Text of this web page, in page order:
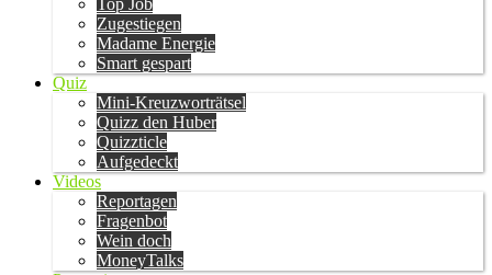
Top Job
Zugestiegen
Madame Energie
Smart gespart
Quiz
Mini-Kreuzworträtsel
Quizz den Huber
Quizzticle
Aufgedeckt
Videos
Reportagen
Fragenbot
Wein doch
MoneyTalks